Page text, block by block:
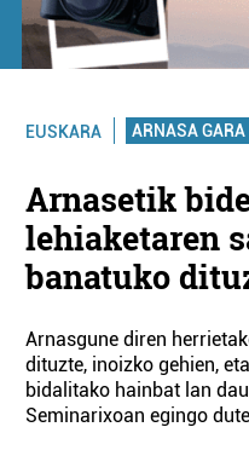
EUSKARA ARNASA GARA
Arnasetik
lehiaketaren
banatuko
Arnasgune diren
dituzte, inoizko gehien,
bidalitako hainbat lan
Seminarixoan egingo